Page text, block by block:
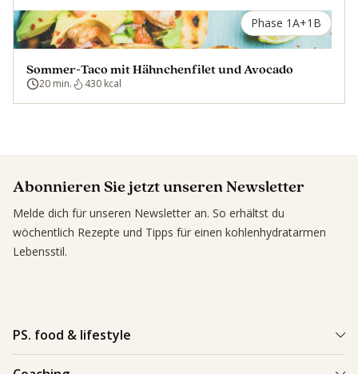
Phase 1A+1B
Sommer-Taco mit Hähnchenfilet und Avocado
20 min. 430 kcal
Abonnieren Sie jetzt unseren Newsletter
Melde dich für unseren Newsletter an. So erhältst du
wöchentlich Rezepte und Tipps für einen kohlenhydratarmen
Lebensstil.
PS. food & lifestyle